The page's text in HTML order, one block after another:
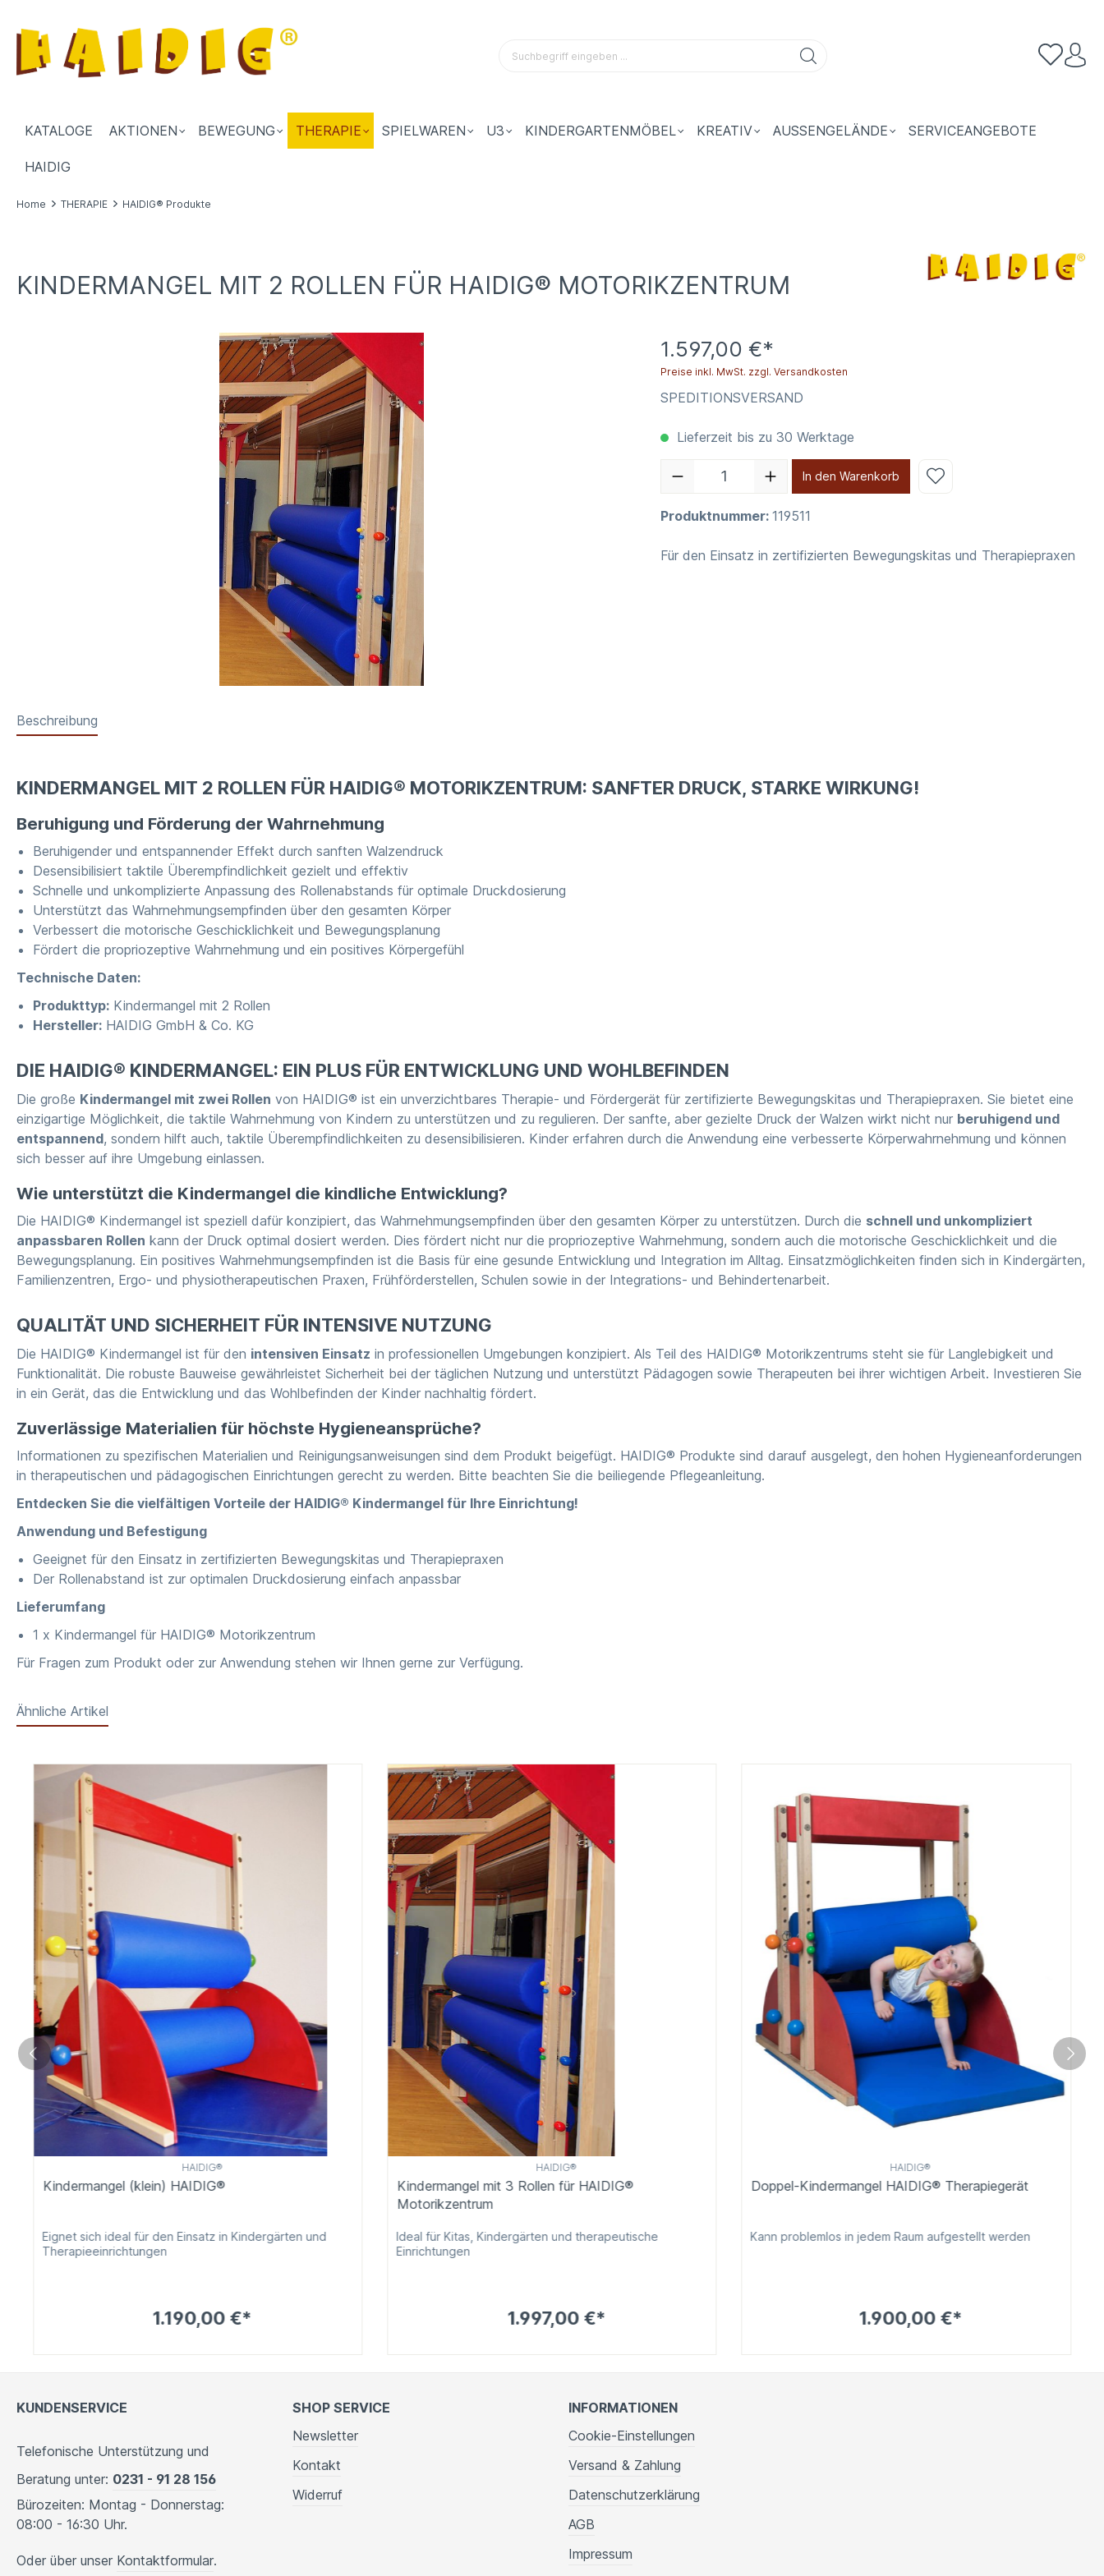
KATALOGE AKTIONEN BEWEGUNG THERAPIE SPIELWAREN U3 KINDERGARTENMÖBEL KREATIV AUSSENGELÄNDE SERVICEANGEBOTE
HAIDIG
Home THERAPIE HAIDIG® Produkte
KINDERMANGEL MIT 2 ROLLEN FÜR HAIDIG® MOTORIKZENTRUM
1.597,00 €*
Preise inkl. MwSt. zzgl. Versandkosten
SPEDITIONSVERSAND
Lieferzeit bis zu 30 Werktage
In den Warenkorb
Produktnummer: 119511
Für den Einsatz in zertifizierten Bewegungskitas und Therapiepraxen
Beschreibung
KINDERMANGEL MIT 2 ROLLEN FÜR HAIDIG® MOTORIKZENTRUM: SANFTER DRUCK, STARKE WIRKUNG!
Beruhigung und Förderung der Wahrnehmung
Beruhigender und entspannender Effekt durch sanften Walzendruck
Desensibilisiert taktile Überempfindlichkeit gezielt und effektiv
Schnelle und unkomplizierte Anpassung des Rollenabstands für optimale Druckdosierung
Unterstützt das Wahrnehmungsempfinden über den gesamten Körper
Verbessert die motorische Geschicklichkeit und Bewegungsplanung
Fördert die propriozeptive Wahrnehmung und ein positives Körpergefühl
Technische Daten:
Produkttyp: Kindermangel mit 2 Rollen
Hersteller: HAIDIG GmbH & Co. KG
DIE HAIDIG® KINDERMANGEL: EIN PLUS FÜR ENTWICKLUNG UND WOHLBEFINDEN
Die große Kindermangel mit zwei Rollen von HAIDIG® ist ein unverzichtbares Therapie- und Fördergerät für zertifizierte Bewegungskitas und Therapiepraxen. Sie bietet eine
einzigartige Möglichkeit, die taktile Wahrnehmung von Kindern zu unterstützen und zu regulieren. Der sanfte, aber gezielte Druck der Walzen wirkt nicht nur beruhigend und
entspannend, sondern hilft auch, taktile Überempfindlichkeiten zu desensibilisieren. Kinder erfahren durch die Anwendung eine verbesserte Körperwahrnehmung und können
sich besser auf ihre Umgebung einlassen.
Wie unterstützt die Kindermangel die kindliche Entwicklung?
Die HAIDIG® Kindermangel ist speziell dafür konzipiert, das Wahrnehmungsempfinden über den gesamten Körper zu unterstützen. Durch die schnell und unkompliziert
anpassbaren Rollen kann der Druck optimal dosiert werden. Dies fördert nicht nur die propriozeptive Wahrnehmung, sondern auch die motorische Geschicklichkeit und die
Bewegungsplanung. Ein positives Wahrnehmungsempfinden ist die Basis für eine gesunde Entwicklung und Integration im Alltag. Einsatzmöglichkeiten finden sich in Kindergärten,
Familienzentren, Ergo- und physiotherapeutischen Praxen, Frühförderstellen, Schulen sowie in der Integrations- und Behindertenarbeit.
QUALITÄT UND SICHERHEIT FÜR INTENSIVE NUTZUNG
Die HAIDIG® Kindermangel ist für den intensiven Einsatz in professionellen Umgebungen konzipiert. Als Teil des HAIDIG® Motorikzentrums steht sie für Langlebigkeit und
Funktionalität. Die robuste Bauweise gewährleistet Sicherheit bei der täglichen Nutzung und unterstützt Pädagogen sowie Therapeuten bei ihrer wichtigen Arbeit. Investieren Sie
in ein Gerät, das die Entwicklung und das Wohlbefinden der Kinder nachhaltig fördert.
Zuverlässige Materialien für höchste Hygieneansprüche?
Informationen zu spezifischen Materialien und Reinigungsanweisungen sind dem Produkt beigefügt. HAIDIG® Produkte sind darauf ausgelegt, den hohen Hygieneanforderungen
in therapeutischen und pädagogischen Einrichtungen gerecht zu werden. Bitte beachten Sie die beiliegende Pflegeanleitung.
Entdecken Sie die vielfältigen Vorteile der HAIDIG® Kindermangel für Ihre Einrichtung!
Anwendung und Befestigung
Geeignet für den Einsatz in zertifizierten Bewegungskitas und Therapiepraxen
Der Rollenabstand ist zur optimalen Druckdosierung einfach anpassbar
Lieferumfang
1 x Kindermangel für HAIDIG® Motorikzentrum
Für Fragen zum Produkt oder zur Anwendung stehen wir Ihnen gerne zur Verfügung.
Ähnliche Artikel
HAIDIG®
Kindermangel (klein) HAIDIG®
Eignet sich ideal für den Einsatz in Kindergärten und
Therapieeinrichtungen
1.190,00 €*
HAIDIG®
Kindermangel mit 3 Rollen für HAIDIG®
Motorikzentrum
Ideal für Kitas, Kindergärten und therapeutische
Einrichtungen
1.997,00 €*
HAIDIG®
Doppel-Kindermangel HAIDIG® Therapiegerät
Kann problemlos in jedem Raum aufgestellt werden
1.900,00 €*
KUNDENSERVICE
Telefonische Unterstützung und
Beratung unter: 0231 - 91 28 156
Bürozeiten: Montag - Donnerstag:
08:00 - 16:30 Uhr.
Oder über unser Kontaktformular.
SHOP SERVICE
Newsletter
Kontakt
Widerruf
INFORMATIONEN
Cookie-Einstellungen
Versand & Zahlung
Datenschutzerklärung
AGB
Impressum